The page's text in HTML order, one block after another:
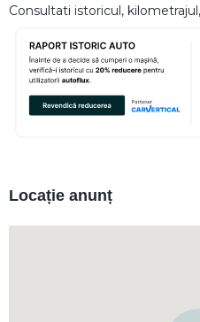
Consultati istoricul,
Locație anunț